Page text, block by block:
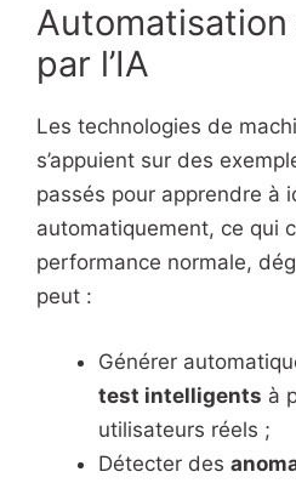
par l’IA
Les technologies de
s’appuient sur des
passés pour apprendre à
automatiquement, ce qui
performance normale,
peut :
Générer
test intelligents à
utilisateurs réels ;
Détecter des